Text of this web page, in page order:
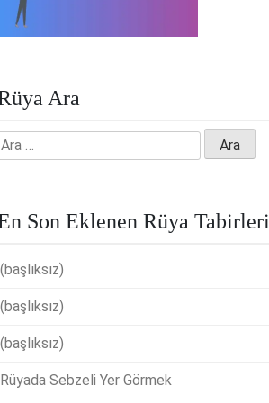
Ara
Son Eklenen Rüya Tabirleri
(başlıksız)
(başlıksız)
(başlıksız)
Rüyada Sebzeli Yer Görmek